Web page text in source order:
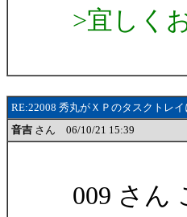
>宜しく
RE:22008 秀丸がＸＰのタスクトレイ
音吉 さん 06/10/21 15:39
009 さん